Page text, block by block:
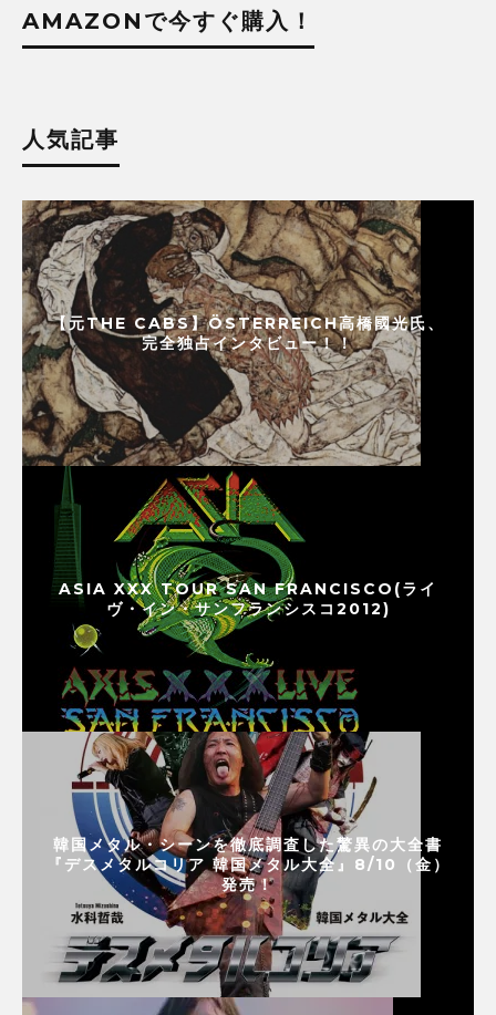
AMAZONで今すぐ購入！
人気記事
【元THE CABS】ÖSTERREICH高橋國光氏、
完全独占インタビュー！！
ASIA XXX TOUR SAN FRANCISCO(ライ
ヴ・イン・サンフランシスコ2012)
韓国メタル・シーンを徹底調査した驚異の大全書
『デスメタルコリア 韓国メタル大全』8/10（金）
発売！